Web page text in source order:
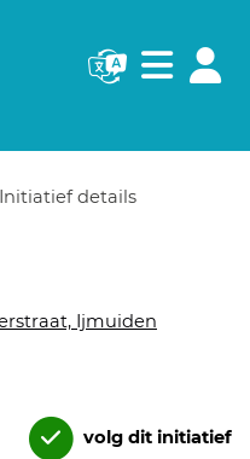
pagina)
Navigatie
Initiatief details
Ijmuiden
volg dit initiatief